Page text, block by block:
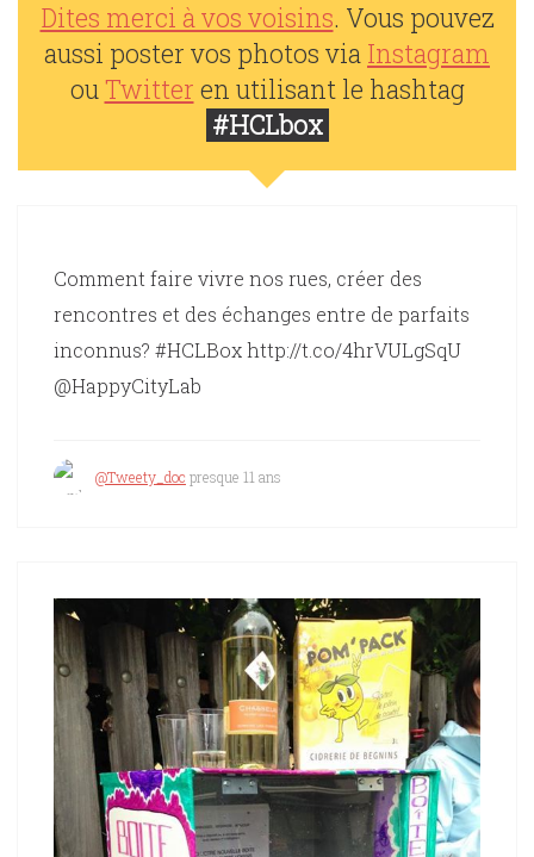
Dites merci à vos voisins. Vous pouvez
aussi poster vos photos via Instagram
ouTwitter en utilisant le hashtag
#HCLbox
Comment faire vivre nos rues, créer des
rencontres et des échanges entre de parfaits
inconnus? #HCLBox http://t.co/4hrVULgSqU
@HappyCityLab
@Tweety_doc presque 11 ans